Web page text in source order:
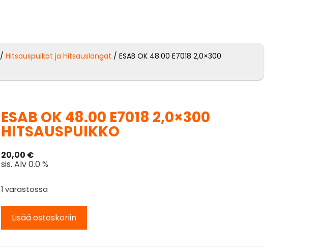
/Hitsauspuikot ja hitsauslangat / ESAB OK 48.00 E7018 2,0×300
ESAB OK 48.00 E7018 2,0×300
HITSAUSPUIKKO
20,00 €
sis. Alv 0.0 %
1 varastossa
Lisää ostoskoriin